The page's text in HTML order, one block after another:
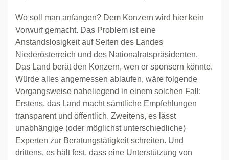
Wo soll man anfangen? Dem Konzern wird hier kein
Vorwurf gemacht. Das Problem ist eine
Anstandslosigkeit auf Seiten des Landes
Niederösterreich und des Nationalratspräsidenten.
Das Land berät den Konzern, wen er sponsern könnte.
Würde alles angemessen ablaufen, wäre folgende
Vorgangsweise naheliegend in einem solchen Fall:
Erstens, das Land macht sämtliche Empfehlungen
transparent und öffentlich. Zweitens, es lässt
unabhängige (oder möglichst unterschiedliche)
Experten zur Beratungstätigkeit schreiten. Und
drittens, es hält fest, dass eine Unterstützung von